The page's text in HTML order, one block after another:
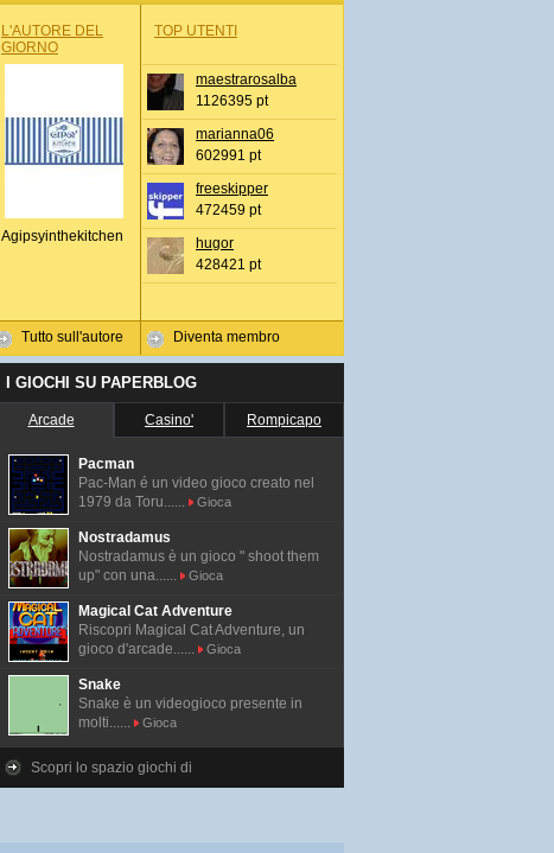
L'AUTORE DEL
GIORNO
Agipsyinthekitchen
Tutto sull'autore
TOP UTENTI
maestrarosalba
1126395 pt
marianna06
602991 pt
freeskipper
472459 pt
hugor
428421 pt
Diventa membro
I GIOCHI SU PAPERBLOG
Arcade Casino' Rompicapo
Pacman
Pac-Man é un video gioco creato nel
1979 da Toru......
Gioca
Nostradamus
Nostradamus è un gioco " shoot them
up" con una......
Gioca
Magical Cat Adventure
Riscopri Magical Cat Adventure, un
gioco d'arcade......
Gioca
Snake
Snake è un videogioco presente in
molti......
Gioca
Scopri lo spazio giochi di